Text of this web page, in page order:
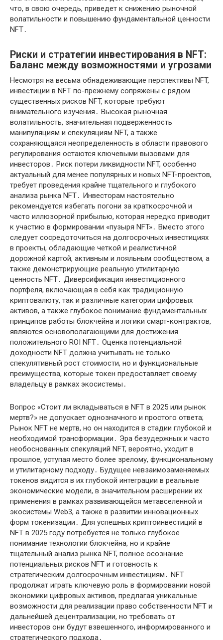
что, в свою очередь, приведет к снижению рыночной
волатильности и повышению фундаментальной ценности
NFT․
Риски и стратегии инвестирования в NFT:
Баланс между возможностями и угрозами
Несмотря на весьма обнадеживающие перспективы NFT,
инвестиции в NFT по-прежнему сопряжены с рядом
существенных рисков NFT, которые требуют
внимательного изучения․ Высокая рыночная
волатильность, значительная подверженность
манипуляциям и спекуляциям NFT, а также
сохраняющаяся неопределенность в области правового
регулирования остаются ключевыми вызовами для
инвесторов․ Риск потери ликвидности NFT, особенно
актуальный для менее популярных и новых NFT-проектов,
требует проведения крайне тщательного и глубокого
анализа рынка NFT․ Инвесторам настоятельно
рекомендуется избегать погони за краткосрочной и
часто иллюзорной прибылью, которая нередко приводит
к участию в формировании «пузыря NFT»․ Вместо этого
следует сосредоточиться на долгосрочных инвестициях
в проекты, обладающие четкой и реалистичной
дорожной картой, активным и лояльным сообществом, а
также демонстрирующие реальную утилитарную
ценность NFT․ Диверсификация инвестиционного
портфеля, включающая в себя как традиционную
криптовалюту, так и различные категории цифровых
активов, а также глубокое понимание фундаментальных
принципов работы блокчейна и логики смарт-контрактов,
являются основополагающими для достижения
положительного ROI NFT․ Оценка потенциальной
доходности NFT должна учитывать не только
спекулятивный рост стоимости, но и функциональные
преимущества, которые токен предоставляет своему
владельцу в рамках экосистемы․
Вопрос «Стоит ли вкладываться в NFT в 2025 или рынок
мертв?» не допускает однозначного и простого ответа;
Рынок NFT не мертв, но он находится в стадии глубокой и
необходимой трансформации․ Эра безудержных и часто
необоснованных спекуляций NFT, вероятно, уходит в
прошлое, уступая место более зрелому, функциональному
и утилитарному подходу․ Будущее невзаимозаменяемых
токенов видится в их глубокой интеграции в реальные
экономические модели, в значительном расширении их
применения в рамках развивающейся метавселенной и
экосистемы Web3, а также в развитии инновационных
форм токенизации․ Для успешных криптоинвестиций в
NFT в 2025 году потребуется не только глубокое
понимание технологии блокчейна, но и крайне
тщательный анализ рынка NFT, полное осознание
потенциальных рисков NFT и готовность к
стратегическим долгосрочным инвестициям․ NFT
продолжат играть ключевую роль в формировании новой
экономики цифровых активов, предлагая уникальные
возможности для реализации право собственности NFT и
дальнейшей децентрализации, но требовать от
инвесторов они будут взвешенного, информированного и
стратегического подхода․